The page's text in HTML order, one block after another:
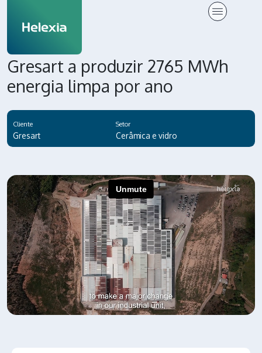
Gresart a produzir 2765 MWh
energia limpa por ano
Cliente
Gresart
Setor
Cerâmica e vidro